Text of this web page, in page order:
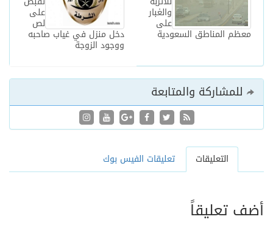
على
لص
دخل منزل في غياب صاحبه
ووجود الزوجة
والغبار
على
معظم المناطق السعودية
للمشاركة والمتابعة
التعليقات تعليقات الفيس بوك
أضف تعليقاً